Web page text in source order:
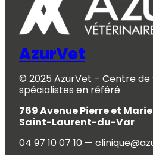
AzurVet
© 2025 AzurVet – Centre
spécialistes en référé
769 Avenue Pierre et
Saint-Laurent-du-Var
04 97 10 07 10 —